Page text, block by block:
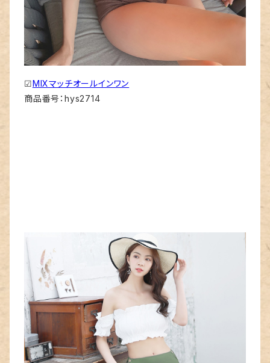
☑MIXマッチオールインワン
商品番号：hys2714